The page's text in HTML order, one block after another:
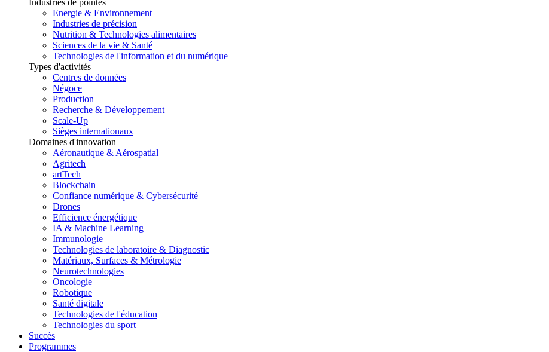
Industries de pointes
Energie & Environnement
Industries de précision
Nutrition & Technologies alimentaires
Sciences de la vie & Santé
Technologies de l'information et du numérique
Types d'activités
Centres de données
Négoce
Production
Recherche & Développement
Scale-Up
Sièges internationaux
Domaines d'innovation
Aéronautique & Aérospatial
Agritech
artTech
Blockchain
Confiance numérique & Cybersécurité
Drones
Efficience énergétique
IA & Machine Learning
Immunologie
Technologies de laboratoire & Diagnostic
Matériaux, Surfaces & Métrologie
Neurotechnologies
Oncologie
Robotique
Santé digitale
Technologies de l'éducation
Technologies du sport
Succès
Programmes